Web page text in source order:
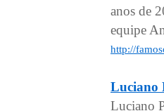
anos de
equipe
http://
Luciano
Luciano